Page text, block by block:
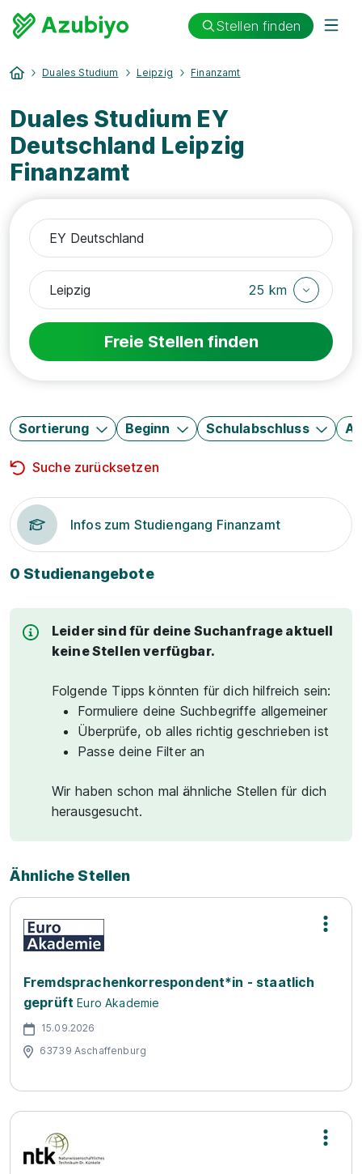
Stellen finden
Duales Studium Leipzig Finanzamt
Duales Studium EY
Deutschland Leipzig
Finanzamt
25 km
Freie Stellen finden
Sortierung Beginn Schulabschluss
Suche zurücksetzen
Infos zum Studiengang Finanzamt
0 Studienangebote
Leider sind für deine Suchanfrage aktuell
keine Stellen verfügbar.
Folgende Tipps könnten für dich hilfreich sein:
Formuliere deine Suchbegriffe allgemeiner
Überprüfe, ob alles richtig geschrieben ist
Passe deine Filter an
Wir haben schon mal ähnliche Stellen für dich
herausgesucht.
Ähnliche Stellen
Fremdsprachenkorrespondent*in - staatlich
geprüft Euro Akademie
15.09.2026
63739 Aschaffenburg